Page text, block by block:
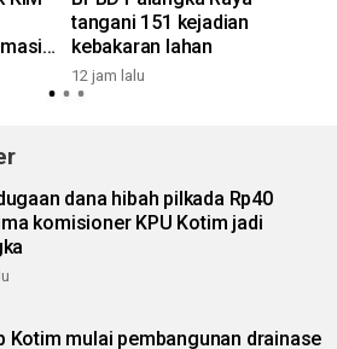
tangani 151 kejadian
kebakaran lahan
12 jam lalu
dana hibah pilkada Rp40
komisioner KPU Kotim jadi
Kotim mulai pembangunan drainase